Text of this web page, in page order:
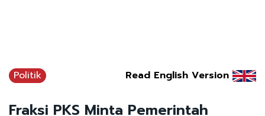
Politik Read English Version
Fraksi PKS Minta Pemerintah